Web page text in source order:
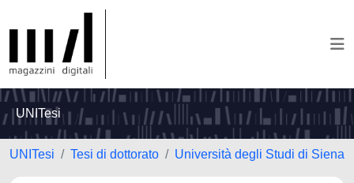
UNITesi
UNITesi Tesi di dottorato Università degli Studi di Siena